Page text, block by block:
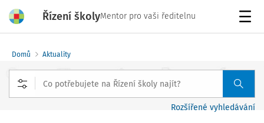
Řízení školyMentor pro vaši ředitelnu
Domů Aktuality
Rozšířené vyhledávání